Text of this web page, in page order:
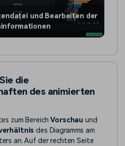
und Bearbeiten der
die
des animierten
zum BereichVorschau und
des Diagramms am
an. Auf der rechten Seite